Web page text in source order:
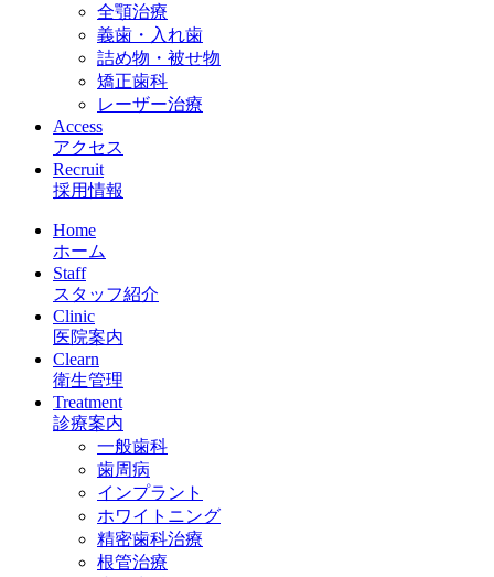
全顎治療
義歯・入れ歯
詰め物・被せ物
矯正歯科
レーザー治療
Access
アクセス
Recruit
採用情報
Home
ホーム
Staff
スタッフ紹介
Clinic
医院案内
Clearn
衛生管理
Treatment
診療案内
一般歯科
歯周病
インプラント
ホワイトニング
精密歯科治療
根管治療